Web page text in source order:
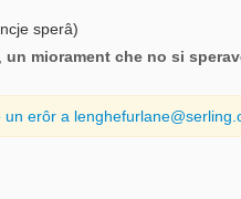
sperâ)
un miorament che no si
un erôr a